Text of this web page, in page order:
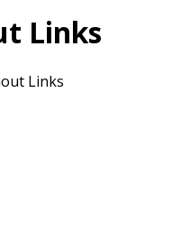
Links
Links